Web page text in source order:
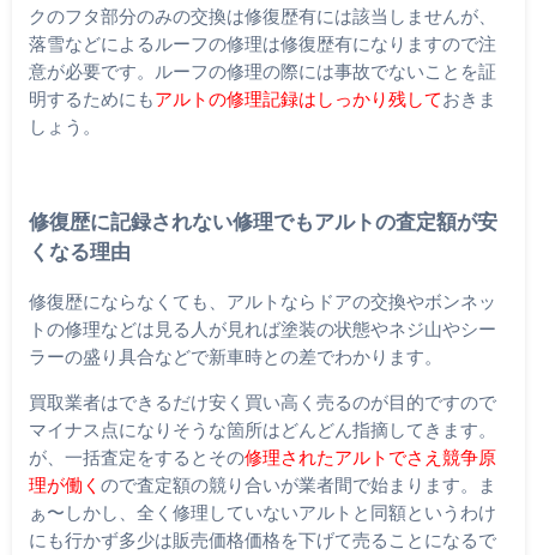
クのフタ部分のみの交換は修復歴有には該当しませんが、
落雪などによるルーフの修理は修復歴有になりますので注
意が必要です。ルーフの修理の際には事故でないことを証
明するためにもアルトの修理記録はしっかり残しておきま
しょう。
修復歴に記録されない修理でもアルトの査定額が安
くなる理由
修復歴にならなくても、アルトならドアの交換やボンネッ
トの修理などは見る人が見れば塗装の状態やネジ山やシー
ラーの盛り具合などで新車時との差でわかります。
買取業者はできるだけ安く買い高く売るのが目的ですので
マイナス点になりそうな箇所はどんどん指摘してきます。
が、一括査定をするとその修理されたアルトでさえ競争原
理が働く ので査定額の競り合いが業者間で始まります。ま
ぁ〜しかし、全く修理していないアルトと同額というわけ
にも行かず多少は販売価格価格を下げて売ることになるで